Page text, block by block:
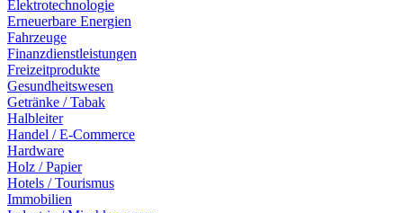
Elektrotechnologie
Erneuerbare Energien
Fahrzeuge
Finanzdienstleistungen
Freizeitprodukte
Gesundheitswesen
Getränke / Tabak
Halbleiter
Handel / E-Commerce
Hardware
Holz / Papier
Hotels / Tourismus
Immobilien